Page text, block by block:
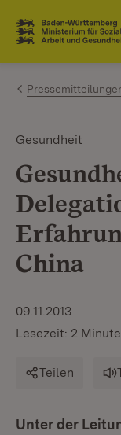
Zum Inhalt
Link zur
Gesundheit
China
09.11.2013
Lesezeit: 2
Teilen
Unter der